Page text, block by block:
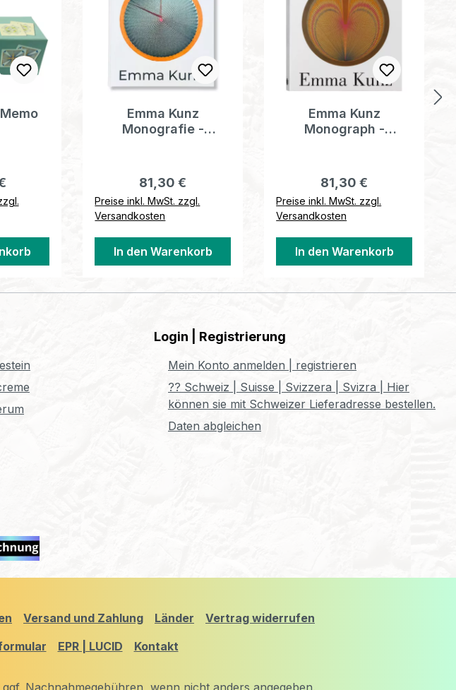
Preis:
Emma Kunz
Monografie -
Regulärer Preis:
81,30 €
Preise inkl. MwSt. zzgl.
Versandkosten
In den Warenkorb
Emma Kunz
Monograph -
Regulärer Preis:
81,30 €
Preise inkl. MwSt. zzgl.
Versandkosten
In den Warenkorb
Login | Registrierung
Mein Konto anmelden | registrieren
?? Schweiz | Suisse | Svizzera | Svizra | Hier
können sie mit Schweizer Lieferadresse bestellen.
Daten abgleichen
Versand und Zahlung Länder
Vertrag widerrufen
EPR | LUCID Kontakt
ggf. Nachnahmegebühren, wenn nicht anders angegeben.